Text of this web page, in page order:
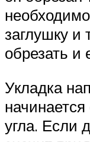
заглушку и
обрезать и
Укладка
начинается
угла. Если